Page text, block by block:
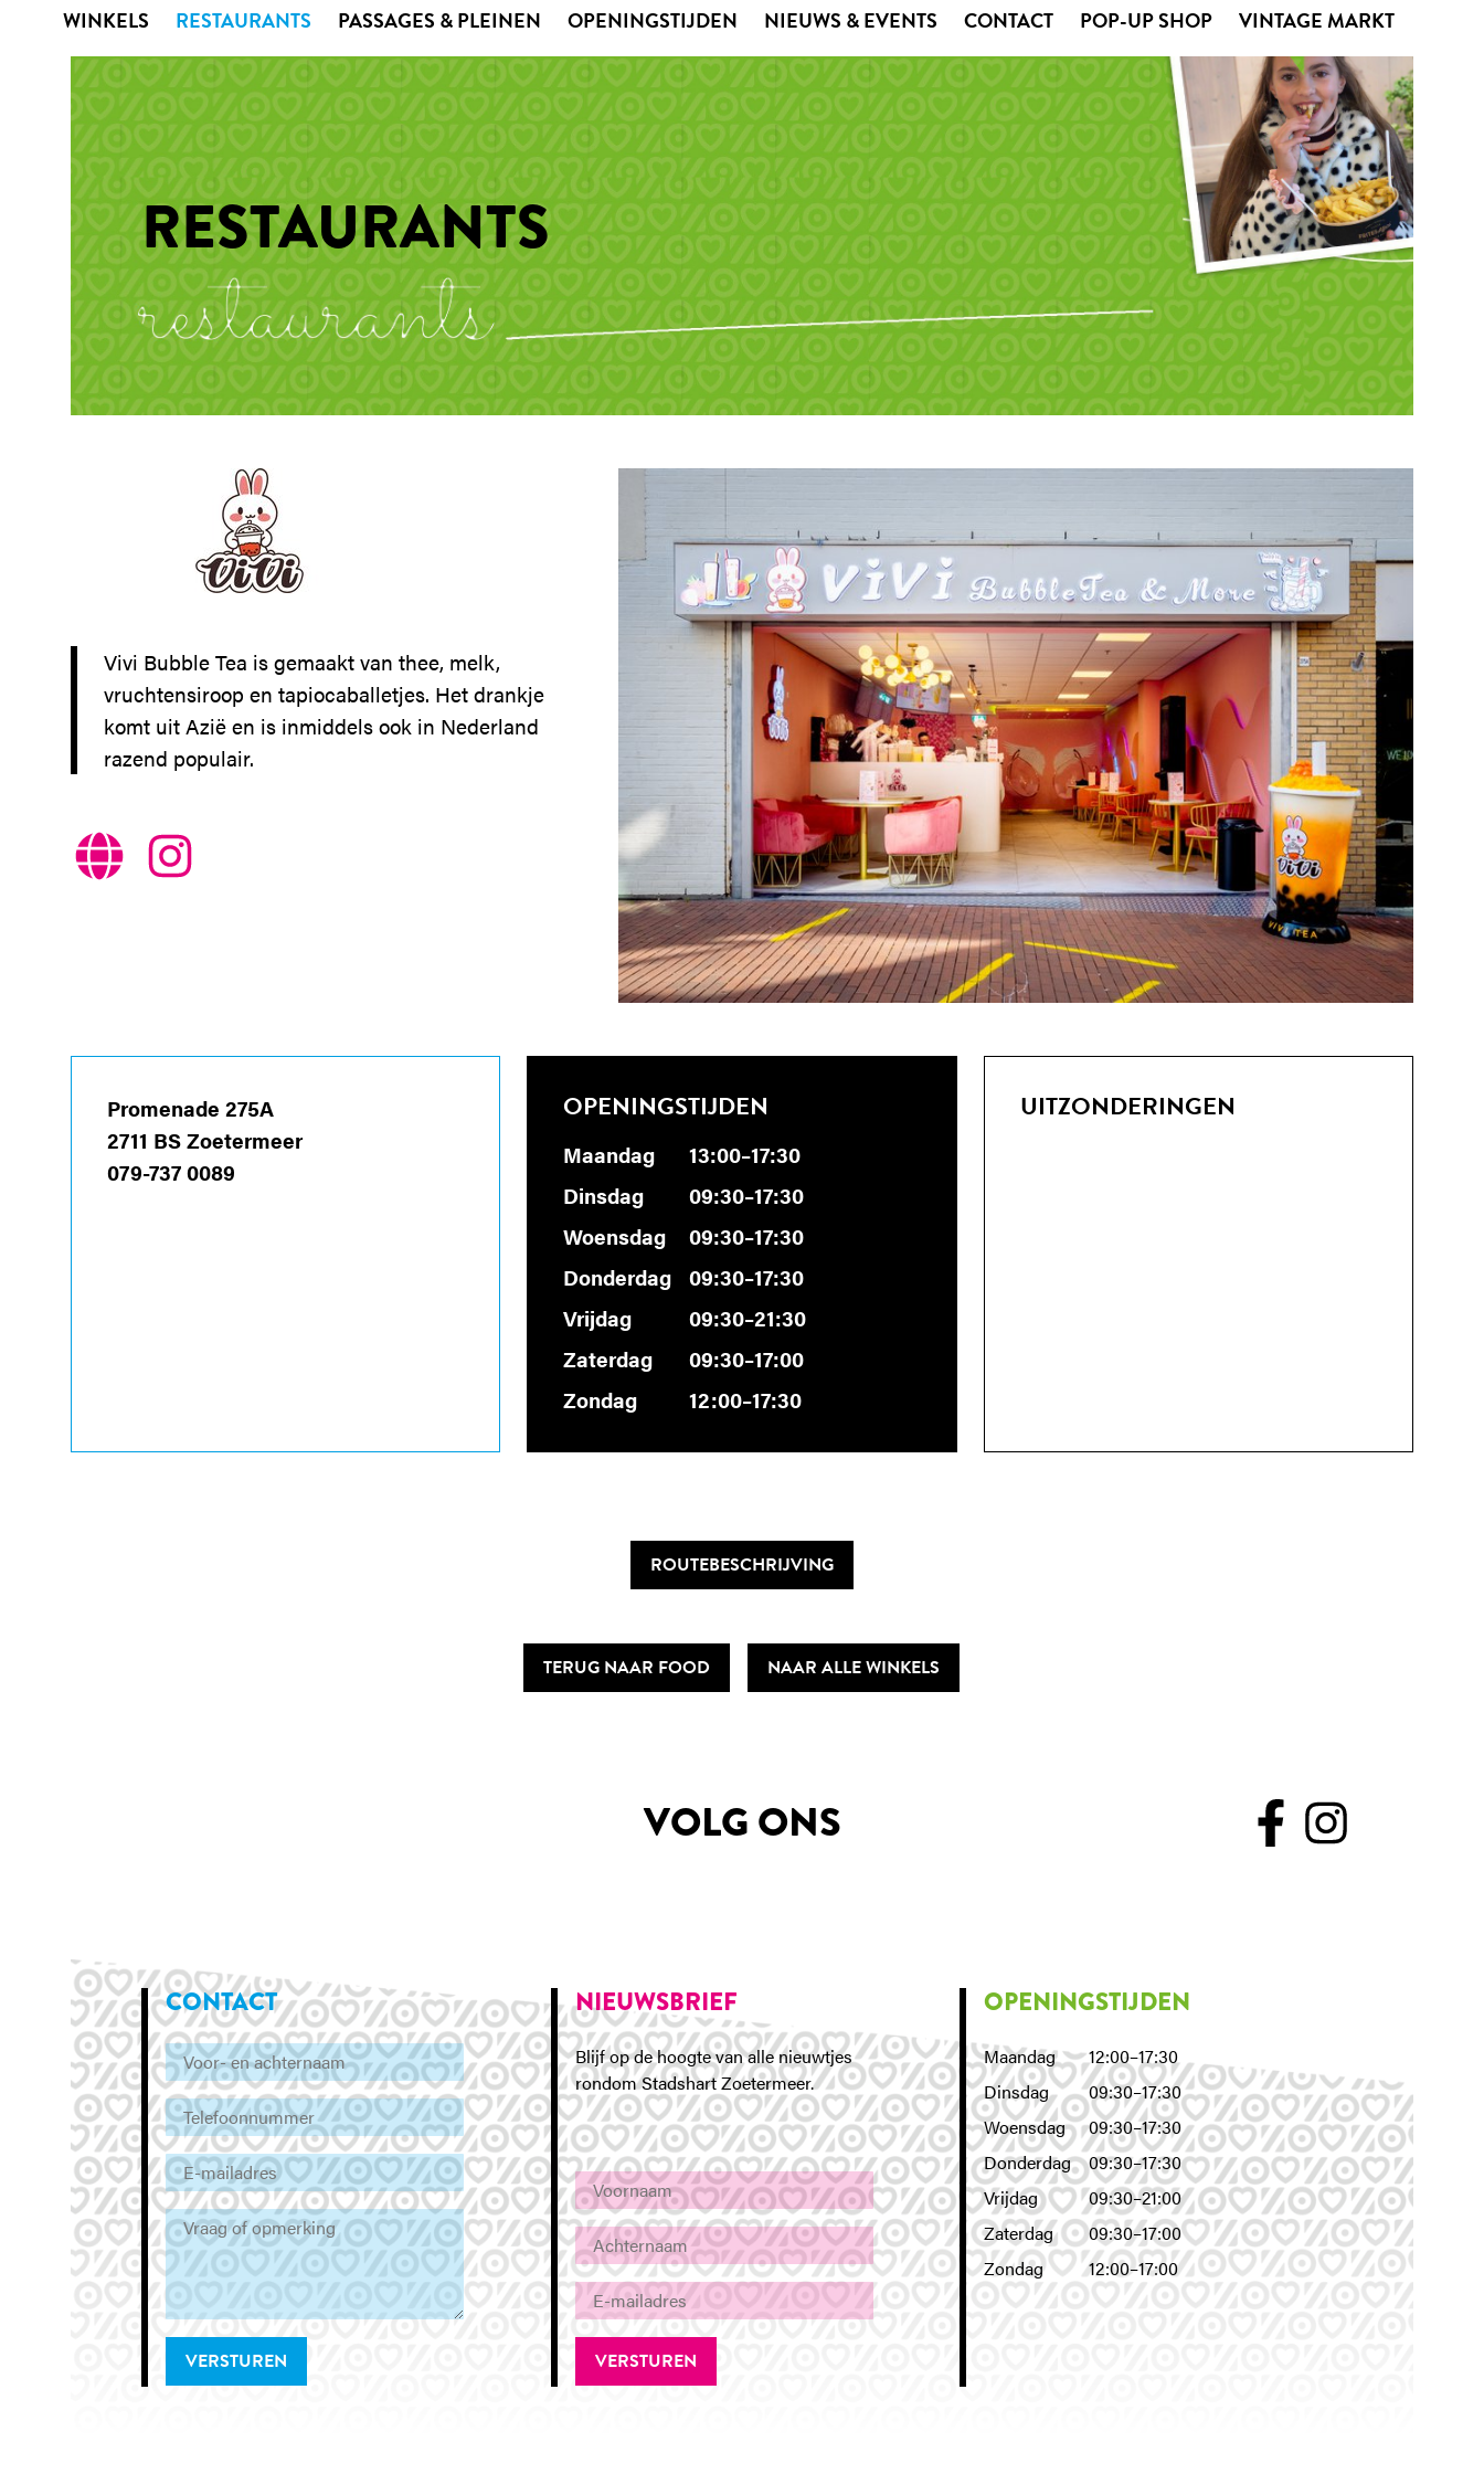
WINKELS RESTAURANTS PASSAGES & PLEINEN OPENINGSTIJDEN NIEUWS & EVENTS CONTACT POP-UP SHOP VINTAGE MARKT
RESTAURANTS
Vivi Bubble Tea is gemaakt van thee, melk,
vruchtensiroop en tapiocaballetjes. Het drankje
komt uit Azië en is inmiddels ook in Nederland
razend populair.
Promenade 275A
2711 BS Zoetermeer
079-737 0089
OPENINGSTIJDEN
Maandag
13:00–17:30
Dinsdag
09:30–17:30
Woensdag
09:30–17:30
Donderdag
09:30–17:30
Vrijdag
09:30–21:30
Zaterdag
09:30–17:00
Zondag
12:00–17:30
UITZONDERINGEN
ROUTEBESCHRIJVING
TERUG NAAR FOOD NAAR ALLE WINKELS
VOLG ONS
CONTACT
VERSTUREN
NIEUWSBRIEF
Blijf op de hoogte van alle nieuwtjes
rondom Stadshart Zoetermeer.
OPENINGSTIJDEN
Maandag
12:00–17:30
Dinsdag
09:30–17:30
Woensdag
09:30–17:30
Donderdag
09:30–17:30
Vrijdag
09:30–21:00
Zaterdag
09:30–17:00
Zondag
12:00–17:00